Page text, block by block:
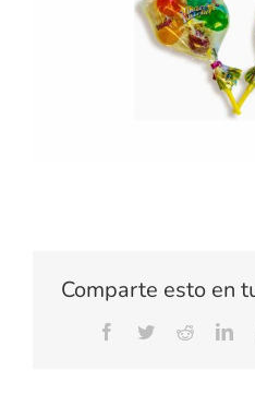
Comparte esto en
Facebook
TwitterReddit